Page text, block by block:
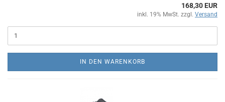
168,30 EUR
inkl. 19% MwSt. zzgl. Versand
IN DEN WARENKORB